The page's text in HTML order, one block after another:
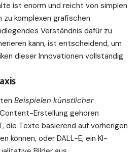
ist enorm und reicht von simplen
zu komplexen grafischen
Verständnis dafür zu
kann, ist entscheidend, um
dieser Innovationen vollständig
Beispielen künstlicher
Erstellung gehören
die Texte basierend auf vorherigen
können, oder DALL-E, ein KI-